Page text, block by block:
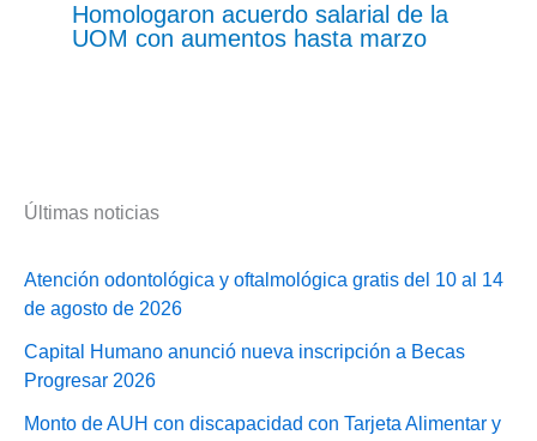
Homologaron acuerdo salarial de la
UOM con aumentos hasta marzo
Últimas noticias
Atención odontológica y oftalmológica gratis del 10 al 14
de agosto de 2026
Capital Humano anunció nueva inscripción a Becas
Progresar 2026
Monto de AUH con discapacidad con Tarjeta Alimentar y